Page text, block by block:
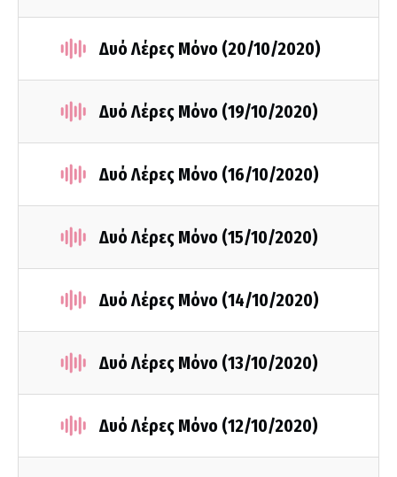
Δυό Λέρες Μόνο (20/10/2020)
Δυό Λέρες Μόνο (19/10/2020)
Δυό Λέρες Μόνο (16/10/2020)
Δυό Λέρες Μόνο (15/10/2020)
Δυό Λέρες Μόνο (14/10/2020)
Δυό Λέρες Μόνο (13/10/2020)
Δυό Λέρες Μόνο (12/10/2020)